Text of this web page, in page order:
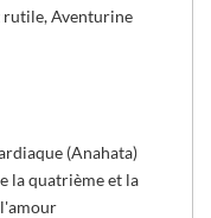
rutile, Aventurine
(Anahata)
la quatrième et la